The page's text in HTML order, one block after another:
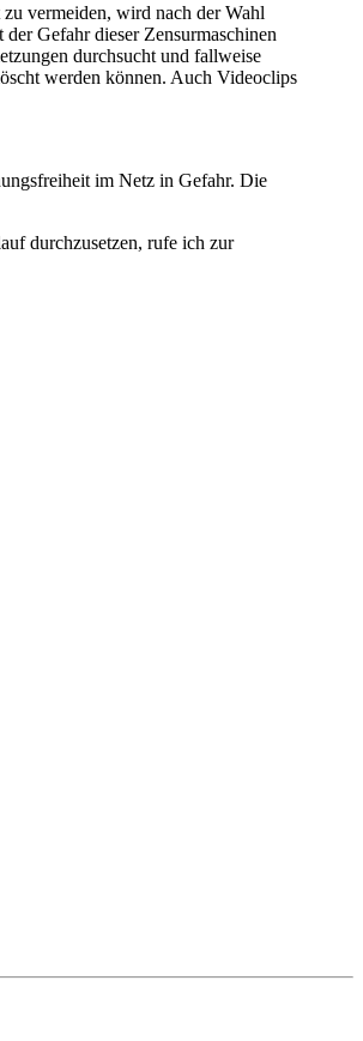
vermeiden, wird nach der Wahl
Gefahr dieser Zensurmaschinen
durchsucht und fallweise
werden können. Auch Videoclips
im Netz in Gefahr. Die
durchzusetzen, rufe ich zur